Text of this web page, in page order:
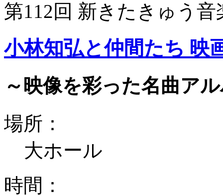
第112回 新きたきゅう音
小林知弘と仲間たち 映
～映像を彩った名曲ア
場所：
大ホール
時間：